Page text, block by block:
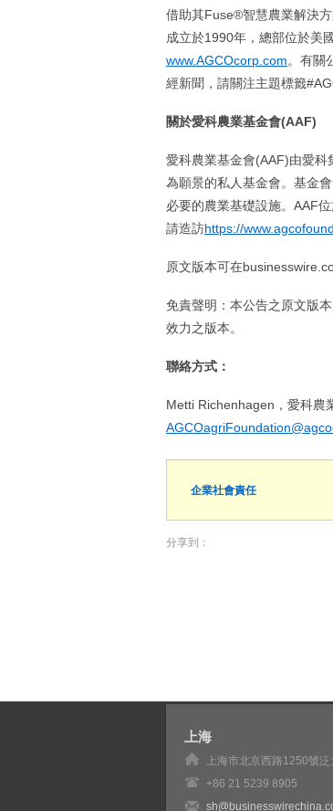
借助其Fuse®智慧農業解決
成立於1990年，總部位於美
www.AGCOcorp.com。有關
經新聞，請關注主題標籤
關於愛科農業基金會(AAF)
愛科農業基金會(AAF)由愛
為願景的私人基金會。基金
必要的農業基礎設施。AAF
請造訪https://
原文版本可在
免責聲明：本公告之原文版
效力之版本。
聯絡方式：
Metti Richenhagen，愛科農
企業社會責任
分享到：
上海
上海市北京西路1250號
+86 21 5239 8905